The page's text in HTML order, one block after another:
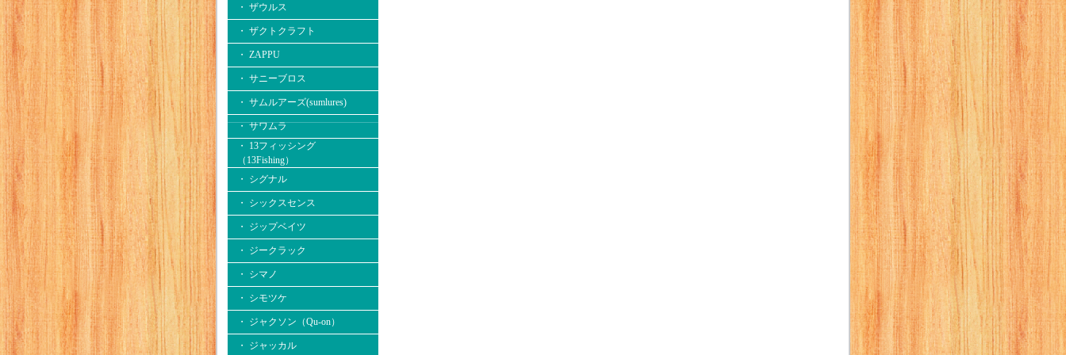
・ ザウルス
・ ザクトクラフト
・ ZAPPU
・ サニーブロス
・ サムルアーズ(sumlures)
・ サワムラ
・ 13フィッシング
（13Fishing）
・ シグナル
・ シックスセンス
・ ジップベイツ
・ ジークラック
・ シマノ
・ シモツケ
・ ジャクソン（Qu-on）
・ ジャッカル